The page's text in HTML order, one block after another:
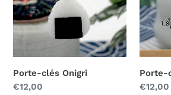
Porte-clés Onigri
Prix
€12,00
thon
Porte-
Prix
€12,00